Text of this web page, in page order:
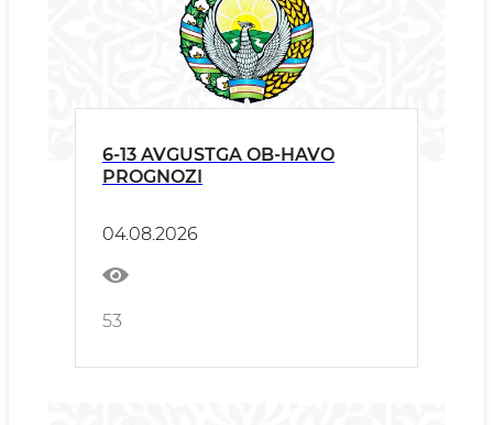
6-13 AVGUSTGA OB-HAVO
PROGNOZI
04.08.2026
53